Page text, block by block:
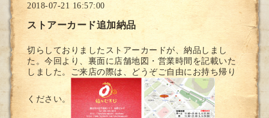
2018-07-21 16:57:00
ストアーカード追加納品
切らしておりましたストアーカードが、納品しまし
た。今回より、裏面に店舗地図・営業時間を記載いた
しました。ご来店の際は、どうぞご自由にお持ち帰り
ください。